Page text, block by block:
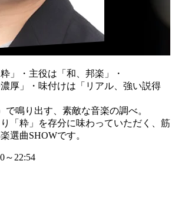
」・主役は「和、邦楽」・
厚」・味付けは「リアル、強い説得
で鳴り出す、素敵な音楽の調べ。
「粋」を存分に味わっていただく、筋
選曲SHOWです。
～22:54